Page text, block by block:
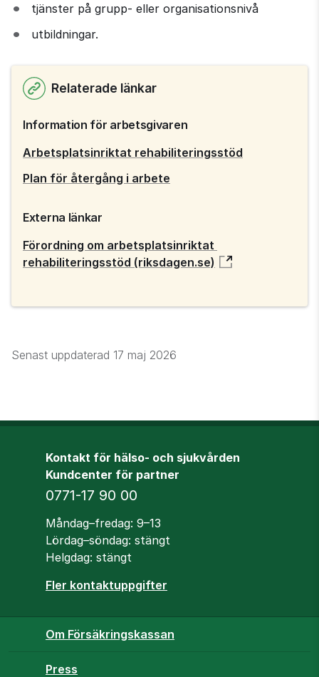
tjänster på grupp- eller organisationsnivå
utbildningar.
Relaterade länkar
Information för arbetsgivaren
Arbetsplatsinriktat rehabiliteringsstöd
Plan för återgång i arbete
Externa länkar
Förordning om arbetsplatsinriktat
rehabiliteringsstöd (riksdagen.se)
Senast uppdaterad 17 maj 2026
Kontakt för hälso- och sjukvården
Kundcenter för partner
Telefon
0771-17 90 00
Öppettider
Måndag–fredag: 9–13
Lördag–söndag: stängt
Helgdag: stängt
Fler kontaktuppgifter
Om Försäkringskassan
Press